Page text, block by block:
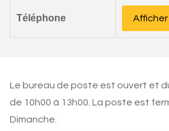
Téléphone
Le bureau de poste est ouvert et
de 10h00 à 13h00. La poste est
Dimanche.